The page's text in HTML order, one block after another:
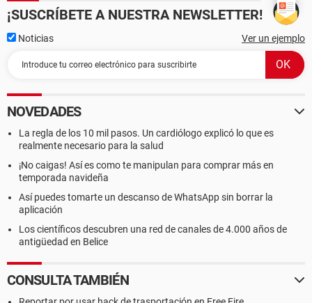
¡SUSCRÍBETE A NUESTRA NEWSLETTER!
Noticias Ver un ejemplo
NOVEDADES
La regla de los 10 mil pasos. Un cardiólogo explicó lo que es
realmente necesario para la salud
¡No caigas! Así es como te manipulan para comprar más en
temporada navideña
Así puedes tomarte un descanso de WhatsApp sin borrar la
aplicación
Los científicos descubren una red de canales de 4.000 años de
antigüedad en Belice
CONSULTA TAMBIÉN